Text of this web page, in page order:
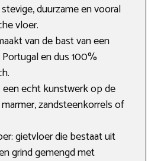
duurzame en vooral
vloer.
van de bast van een
en dus 100%
een echt kunstwerk op de
zandsteenkorrels of
gietvloer die bestaat uit
grind gemengd met